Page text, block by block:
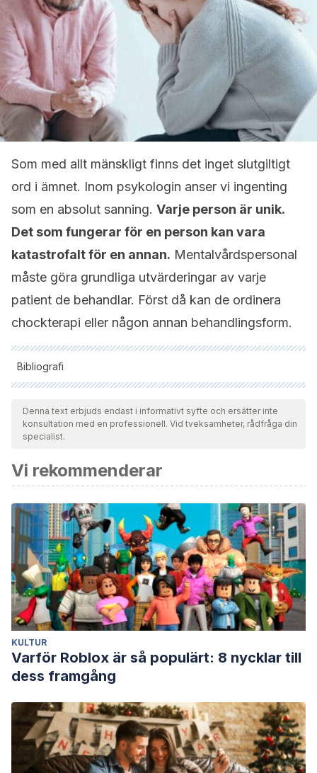
Som med allt mänskligt finns det inget slutgiltigt
ord i ämnet. Inom psykologin anser vi ingenting
som en absolut sanning. Varje person är unik.
Det som fungerar för en person kan vara
katastrofalt för en annan. Mentalvårdspersonal
måste göra grundliga utvärderingar av varje
patient de behandlar. Först då kan de ordinera
chockterapi eller någon annan behandlingsform.
Bibliografi
Samtliga citerade källor har granskats noggrant av vårt team
för att säkerställa deras kvalitet, tillförlitlighet, aktualitet och
giltighet. Bibliografin för denna artikel ansågs vara tillförlitlig
Bernstein, M. J. (1985). Electroconvulsive Therapy.
The Journal of the American Medical Association,254(15),
2103–2108.https://doi.org/10.1007/978-1-4614-0110-0_19
Murray, G. B., Shea, V., & Conn, D. K. (1986).
Electroconvulsive therapy for poststroke
depression.Journal of Clinical Psychiatry,47(5), 258–260.
https://doi.org/10.1097/00007611-198409000-00002
Scott, A. I. F. (2006, June 1). Electroconvulsive
therapy.Psychiatry.
https://doi.org/10.1053/j.mppsy.2006.03.006
Denna text erbjuds endast i informativt syfte och ersätter inte
konsultation med en professionell. Vid tveksamheter, rådfråga din
specialist.
Vi rekommenderar
KULTUR
Varför Roblox är så populärt: 8 nycklar till
dess framgång